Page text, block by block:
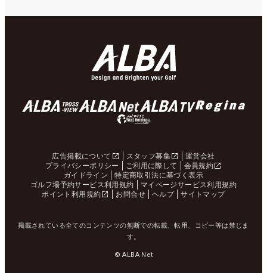
広告掲載について スタッフ募集
運営会社
プライバシーポリシー
ご利用に際して
会員規約
ガイドライン
特定商取引法に基づく表示
ゴルフ場予約サービス利用規約
マイページサービス利用規約
ポイント利用規約
お問合せ ヘルプ サイトマップ
掲載されている全てのコンテンツの無断での転載、転用、コピー等は禁じま
す。
© ALBA Net